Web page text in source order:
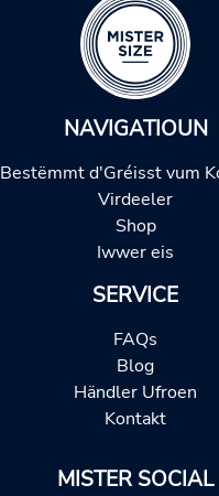
NAVIGATIOUN
Bestëmmt d'Gréisst vum
Virdeeler
Shop
Iwwer eis
SERVICE
FAQs
Blog
Händler Ufroen
Kontakt
MISTER SOCIAL